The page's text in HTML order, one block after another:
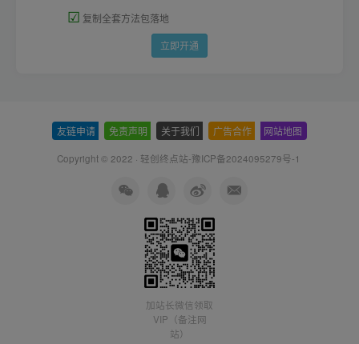
☑ 复制全套方法包落地
立即开通
友链申请 免责声明 关于我们 广告合作 网站地图
Copyright © 2022 · 轻创终点站-豫ICP备2024095279号-1
加站长微信领取
VIP（备注网
站）